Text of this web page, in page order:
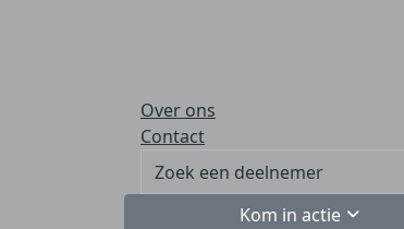
Over ons
Contact
Kom in actie